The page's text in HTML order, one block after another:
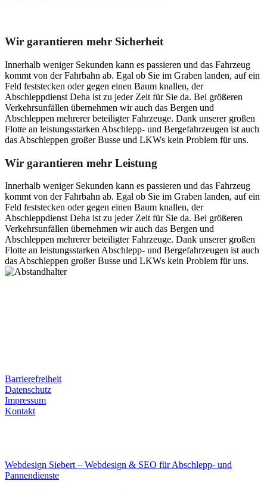
Wir garantieren mehr Sicherheit
Innerhalb weniger Sekunden kann es passieren und das Fahrzeug
kommt von der Fahrbahn ab. Egal ob Sie im Graben landen, auf ein
Feld feststecken oder gegen einen Baum knallen, der
Abschleppdienst Deha ist zu jeder Zeit für Sie da. Bei größeren
Verkehrsunfällen übernehmen wir auch das Bergen und
Abschleppen mehrerer beteiligter Fahrzeuge. Dank unserer großen
Flotte an leistungsstarken Abschlepp- und Bergefahrzeugen ist auch
das Abschleppen großer Busse und LKWs kein Problem für uns.
Wir garantieren mehr Leistung
Innerhalb weniger Sekunden kann es passieren und das Fahrzeug
kommt von der Fahrbahn ab. Egal ob Sie im Graben landen, auf ein
Feld feststecken oder gegen einen Baum knallen, der
Abschleppdienst Deha ist zu jeder Zeit für Sie da. Bei größeren
Verkehrsunfällen übernehmen wir auch das Bergen und
Abschleppen mehrerer beteiligter Fahrzeuge. Dank unserer großen
Flotte an leistungsstarken Abschlepp- und Bergefahrzeugen ist auch
das Abschleppen großer Busse und LKWs kein Problem für uns.
Barrierefreiheit
Datenschutz
Impressum
Kontakt
Webdesign Siebert – Webdesign & SEO für Abschlepp- und
Pannendienste